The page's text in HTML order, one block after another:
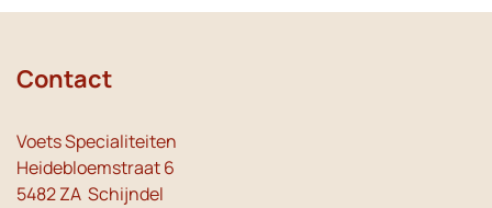
Contact
Voets Specialiteiten
Heidebloemstraat 6
5482 ZA Schijndel